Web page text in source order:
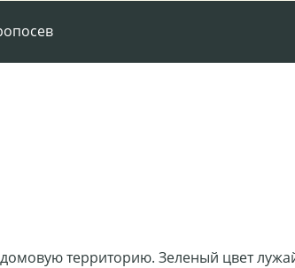
территорию. Зеленый цвет